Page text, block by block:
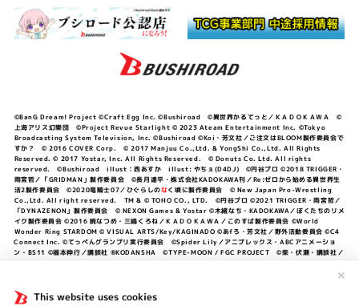
This website uses cookies
✕
©BanG Dream! Project ©Craft Egg Inc. ©Bushiroad ©異世界かるてっと／ＫＡＤＯＫＡＷＡ ©
上海アリス幻樂団 ©Project Revue Starlight © 2023 Ateam Entertainment Inc. ©Tokyo
Broadcasting System Television, Inc. ©Bushiroad ©Koi・芳文社／ご注文はBLOOM製作委員会で
すか？ © 2016 COVER Corp. © 2017 Manjuu Co.,Ltd. & YongShi Co.,Ltd. All Rights
Reserved. © 2017 Yostar, Inc. All Rights Reserved. © Donuts Co. Ltd. All rights
reserved. ©Bushiroad illust：西あすか illust: やちぇ(D4DJ) ©円谷プロ ©2018 TRIGGER・
雨宮哲／「GRIDMAN」製作委員会 ©長月達平・株式会社KADOKAWA刊／Re:ゼロから始める異世界生
活2製作委員会 ©2020竜騎士07／ひぐらしのなく頃に製作委員会 © New Japan Pro-Wrestling
Co.,Ltd. All right reserved. TM & © TOHO CO., LTD. ©円谷プロ ©2021 TRIGGER・雨宮哲／
「DYNAZENON」製作委員会 © NEXON Games & Yostar ©木緒なち・KADOKAWA／ぼくたちのリメ
イク製作委員会 ©2016 暁なつめ・三嶋くろね／ＫＡＤＯＫＡＷＡ／このすば製作委員会 ©World
Wonder Ring STARDOM © VISUAL ARTS/Key/KAGINADO ©あfろ・芳文社／野外活動委員会 ©C4
Connect Inc. ©てっぺんグランプリ実行委員会 ©Spider Lily／アニプレックス・ABCアニメーショ
ン・BS11 ©福本伸行／講談社 ®KODANSHA ©TYPE-MOON / FGC PROJECT ©柴・伏瀬・講談社／
©中村力斗・野澤ゆき子／集英社・君のことが大大大大大好きな製作委員会 ©IIS-P／ぽんのみち製作委